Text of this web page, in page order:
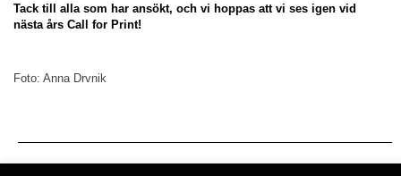
Tack till alla som har ansökt, och vi hoppas att vi ses igen vid
nästa års Call for Print!
Foto: Anna Drvnik